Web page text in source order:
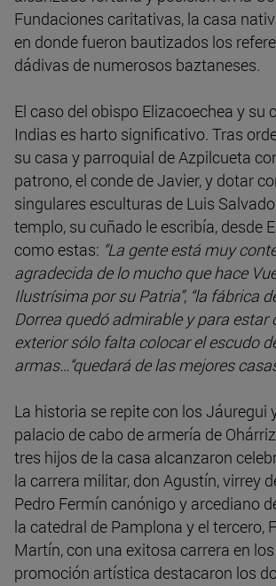
Fundaciones caritativas, la casa
en donde fueron bautizados los
dádivas de numerosos baztaneses.
El caso del obispo Elizacoechea y su
Indias es harto significativo. Tras
su casa y parroquial de Azpilcueta
patrono, el conde de Javier, y dotar
singulares esculturas de Luis
templo, su cuñado le escribía, desde
como estas: “La gente está muy
agradecida de lo mucho que hace
Ilustrísima por su Patria”, “la fábrica
Dorrea quedó admirable y para estar
exterior sólo falta colocar el escudo
armas…“quedará de las mejores
La historia se repite con los Jáuregui
palacio de cabo de armería de
tres hijos de la casa alcanzaron
la carrera militar, don Agustín, virrey
Pedro Fermín canónigo y arcediano
la catedral de Pamplona y el tercero,
Martín, con una exitosa carrera en
promoción artística destacaron los